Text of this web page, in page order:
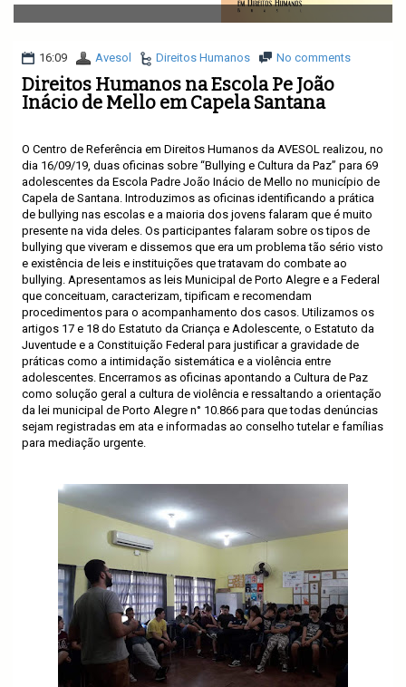
v
i
a
i
o
16:09 Avesol Direitos Humanos No comments
Direitos Humanos na Escola Pe João
Inácio de Mello em Capela Santana
O Centro de Referência em Direitos Humanos da AVESOL realizou, no
dia 16/09/19, duas oficinas sobre “Bullying e Cultura da Paz” para 69
adolescentes da Escola Padre João Inácio de Mello no município de
Capela de Santana. Introduzimos as oficinas identificando a prática
de bullying nas escolas e a maioria dos jovens falaram que é muito
presente na vida deles. Os participantes falaram sobre os tipos de
bullying que viveram e dissemos que era um problema tão sério visto
e existência de leis e instituições que tratavam do combate ao
bullying. Apresentamos as leis Municipal de Porto Alegre e a Federal
que conceituam, caracterizam, tipificam e recomendam
procedimentos para o acompanhamento dos casos. Utilizamos os
artigos 17 e 18 do Estatuto da Criança e Adolescente, o Estatuto da
Juventude e a Constituição Federal para justificar a gravidade de
práticas como a intimidação sistemática e a violência entre
adolescentes. Encerramos as oficinas apontando a Cultura de Paz
como solução geral a cultura de violência e ressaltando a orientação
da lei municipal de Porto Alegre n° 10.866 para que todas denúncias
sejam registradas em ata e informadas ao conselho tutelar e famílias
para mediação urgente.